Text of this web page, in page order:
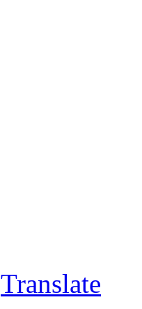
Translate